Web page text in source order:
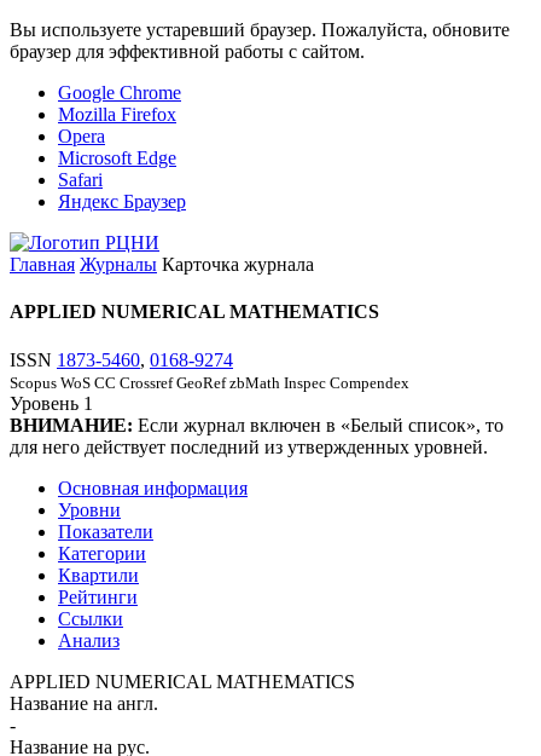
Вы используете устаревший браузер. Пожалуйста, обновите
браузер для эффективной работы с сайтом.
Google Chrome
Mozilla Firefox
Opera
Microsoft Edge
Safari
Яндекс Браузер
Главная Журналы Карточка журнала
APPLIED NUMERICAL MATHEMATICS
ISSN 1873-5460, 0168-9274
Scopus WoS CC Crossref GeoRef zbMath Inspec Compendex
Уровень 1
ВНИМАНИЕ: Если журнал включен в «Белый список», то
для него действует последний из утвержденных уровней.
Основная информация
Уровни
Показатели
Категории
Квартили
Рейтинги
Ссылки
Анализ
APPLIED NUMERICAL MATHEMATICS
Название на англ.
-
Название на рус.